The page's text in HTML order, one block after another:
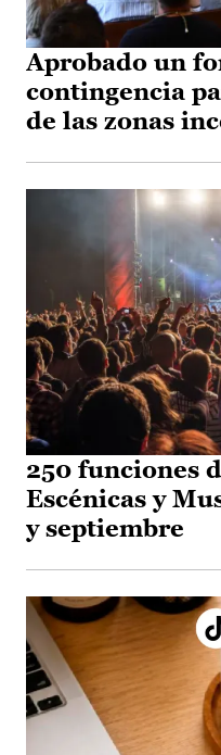
Aprobado un
contingencia
de las zonas
250 funciones
Escénicas y
y septiembre